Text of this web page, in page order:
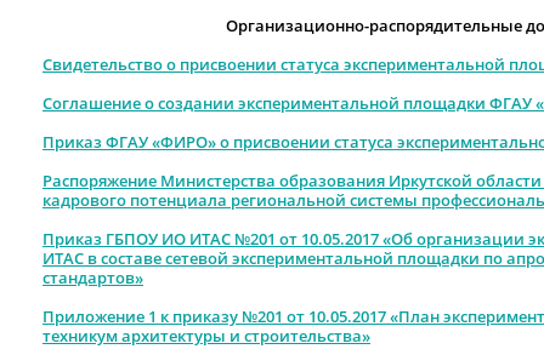
Организационно-распорядительные
Свидетельство о присвоении статуса экспериментальной
Соглашение о создании экспериментальной площадки ФГАУ
Приказ ФГАУ «ФИРО» о присвоении статуса
Распоряжение Министерства образования Иркутской
кадрового потенциала региональной системы
Приказ ГБПОУ ИО ИТАС №201 от 10.05.2017 «Об организации
ИТАС в составе сетевой экспериментальной площадки по
стандартов»
Приложение 1 к приказу №201 от 10.05.2017 «План
техникум архитектуры и строительства»